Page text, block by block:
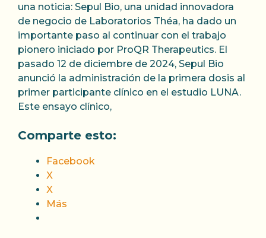
una noticia: Sepul Bio, una unidad innovadora
de negocio de Laboratorios Théa, ha dado un
importante paso al continuar con el trabajo
pionero iniciado por ProQR Therapeutics. El
pasado 12 de diciembre de 2024, Sepul Bio
anunció la administración de la primera dosis al
primer participante clínico en el estudio LUNA.
Este ensayo clínico,
Comparte esto:
Facebook
X
X
Más